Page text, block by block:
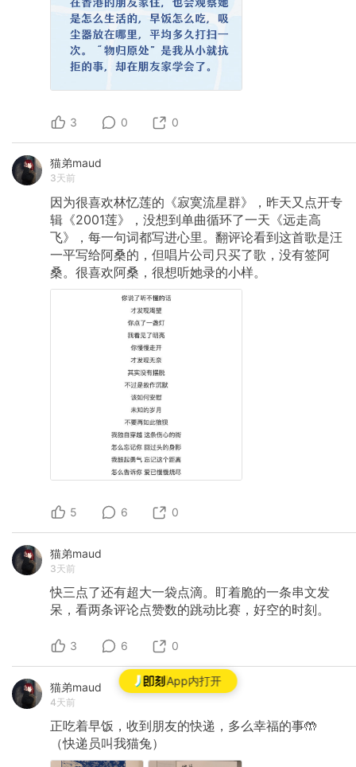
App内打开
3 0 0
猫弟maud
3天前
因为很喜欢林忆莲的《寂寞流星群》，昨天又点开专
辑《2001莲》，没想到单曲循环了一天《远走高
飞》，每一句词都写进心里。翻评论看到这首歌是汪
一平写给阿桑的，但唱片公司只买了歌，没有签阿
桑。很喜欢阿桑，很想听她录的小样。
5 6 0
猫弟maud
3天前
快三点了还有超大一袋点滴。盯着脆的一条串文发
呆，看两条评论点赞数的跳动比赛，好空的时刻。
3 6 0
猫弟maud
4天前
正吃着早饭，收到朋友的快递，多么幸福的事🤲
（快递员叫我猫兔）